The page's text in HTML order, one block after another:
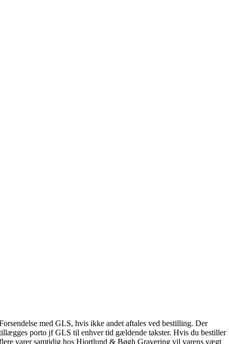
med GLS, hvis ikke andet aftales ved bestilling. Der
porto jf GLS til enhver tid gældende takster. Hvis du bestiller
varer samtidig hos Hjortlund & Bøgh Gravering vil varens vægt